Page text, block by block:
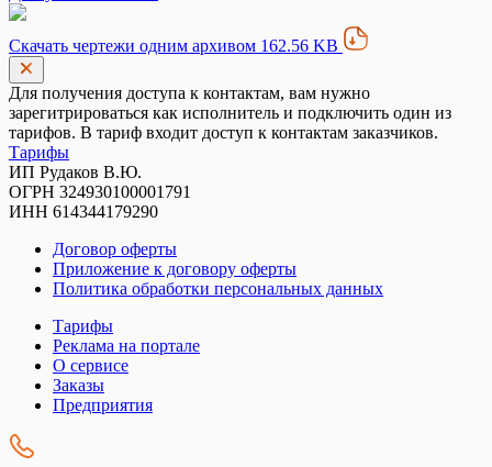
Скачать чертежи одним архивом 162.56 KB
Для получения доступа к контактам, вам нужно
зарегитрироваться как исполнитель и подключить один из
тарифов. В тариф входит доступ к контактам заказчиков.
Тарифы
ИП Рудаков В.Ю.
ОГРН 324930100001791
ИНН 614344179290
Договор оферты
Приложение к договору оферты
Политика обработки персональных данных
Тарифы
Реклама на портале
О сервисе
Заказы
Предприятия